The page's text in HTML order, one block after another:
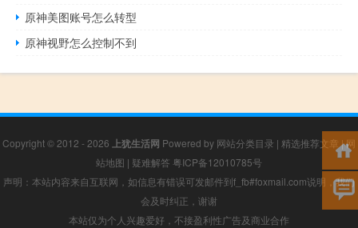
原神美图账号怎么转型
原神视野怎么控制不到
Copyright © 2012 - 2026 上犹生活网 Powered by 网站分类目录 | 精选推荐文章 |网
站地图 | 疑难解答 粤ICP备12010785号
声明：本站内容来自互联网，如信息有错误可发邮件到f_fb#foxmail.com说明，我们
会及时纠正，谢谢
本站仅为个人兴趣爱好，不接盈利性广告及商业合作